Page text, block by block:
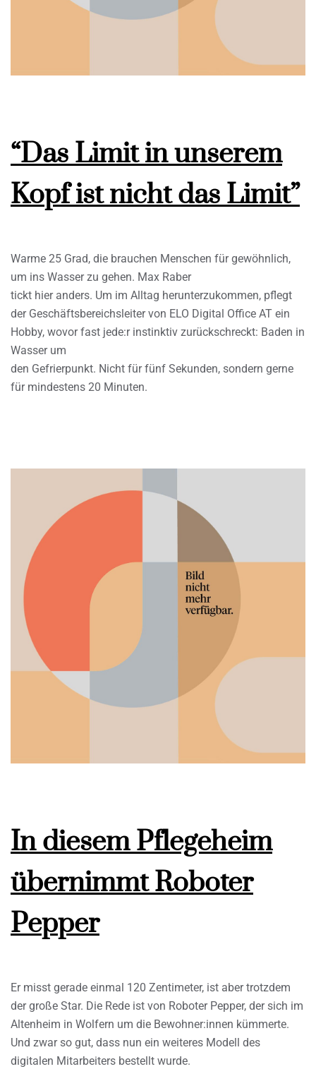
“Das Limit in unserem
Kopf ist nicht das Limit”
Warme 25 Grad, die brauchen Menschen für gewöhnlich,
um ins Wasser zu gehen. Max Raber
tickt hier anders. Um im Alltag herunterzukommen, pflegt
der Geschäftsbereichsleiter von ELO Digital Office AT ein
Hobby, wovor fast jede:r instinktiv zurückschreckt: Baden in
Wasser um
den Gefrierpunkt. Nicht für fünf Sekunden, sondern gerne
für mindestens 20 Minuten.
In diesem Pflegeheim
übernimmt Roboter
Pepper
Er misst gerade einmal 120 Zentimeter, ist aber trotzdem
der große Star. Die Rede ist von Roboter Pepper, der sich im
Altenheim in Wolfern um die Bewohner:innen kümmerte.
Und zwar so gut, dass nun ein weiteres Modell des
digitalen Mitarbeiters bestellt wurde.